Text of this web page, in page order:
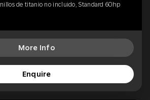
de titanio no incluido, Standard 60hp
More Info
Enquire